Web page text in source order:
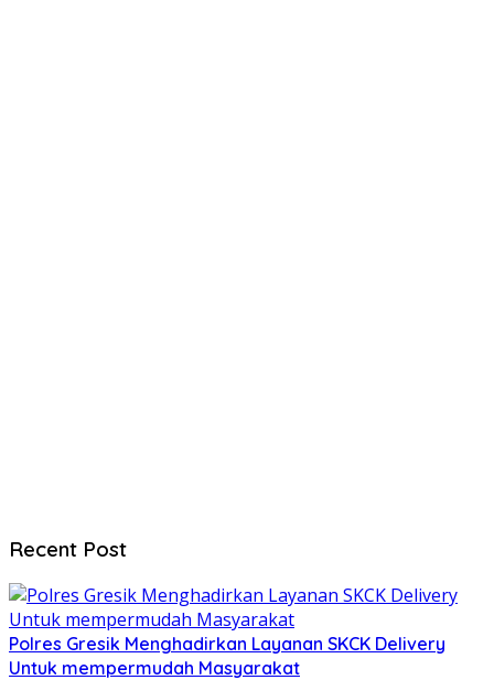
Recent Post
Polres Gresik Menghadirkan Layanan SKCK Delivery
Untuk mempermudah Masyarakat